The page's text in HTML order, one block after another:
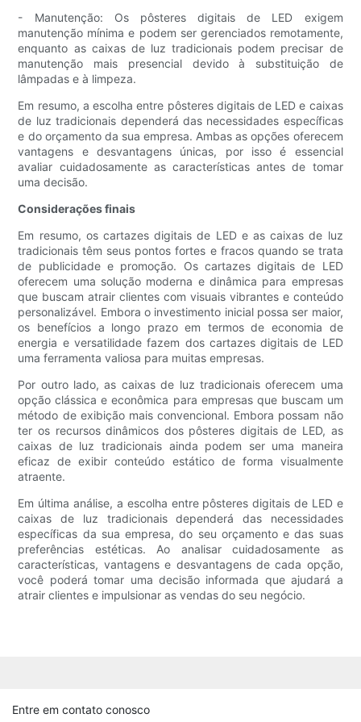
- Manutenção: Os pôsteres digitais de LED exigem
manutenção mínima e podem ser gerenciados remotamente,
enquanto as caixas de luz tradicionais podem precisar de
manutenção mais presencial devido à substituição de
lâmpadas e à limpeza.
Em resumo, a escolha entre pôsteres digitais de LED e caixas
de luz tradicionais dependerá das necessidades específicas
e do orçamento da sua empresa. Ambas as opções oferecem
vantagens e desvantagens únicas, por isso é essencial
avaliar cuidadosamente as características antes de tomar
uma decisão.
Considerações finais
Em resumo, os cartazes digitais de LED e as caixas de luz
tradicionais têm seus pontos fortes e fracos quando se trata
de publicidade e promoção. Os cartazes digitais de LED
oferecem uma solução moderna e dinâmica para empresas
que buscam atrair clientes com visuais vibrantes e conteúdo
personalizável. Embora o investimento inicial possa ser maior,
os benefícios a longo prazo em termos de economia de
energia e versatilidade fazem dos cartazes digitais de LED
uma ferramenta valiosa para muitas empresas.
Por outro lado, as caixas de luz tradicionais oferecem uma
opção clássica e econômica para empresas que buscam um
método de exibição mais convencional. Embora possam não
ter os recursos dinâmicos dos pôsteres digitais de LED, as
caixas de luz tradicionais ainda podem ser uma maneira
eficaz de exibir conteúdo estático de forma visualmente
atraente.
Em última análise, a escolha entre pôsteres digitais de LED e
caixas de luz tradicionais dependerá das necessidades
específicas da sua empresa, do seu orçamento e das suas
preferências estéticas. Ao analisar cuidadosamente as
características, vantagens e desvantagens de cada opção,
você poderá tomar uma decisão informada que ajudará a
atrair clientes e impulsionar as vendas do seu negócio.
Entre em contato conosco